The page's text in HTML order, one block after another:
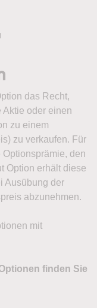
das Recht,
Aktie oder einen
zu einem
zu verkaufen. Für
den
Option erhält diese
Ausübung der
abzunehmen.
mit
finden Sie